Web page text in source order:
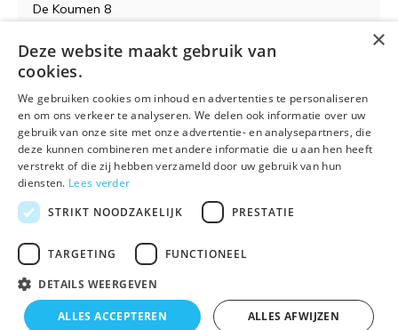
🌴 Wij zijn met vakantie t/m 21 augustus. Bestellen is
De Koumen 8
KvK-nummer 14087571
BTW-nummer NL 815399145 B01
© 2026 - Powered by
Algemene voorwaarden RSS-feed
×
Deze website maakt gebruik van
cookies.
We gebruiken cookies om inhoud en advertenties te personaliseren
en om ons verkeer te analyseren. We delen ook informatie over uw
gebruik van onze site met onze advertentie- en analysepartners, die
deze kunnen combineren met andere informatie die u aan hen heeft
verstrekt of die zij hebben verzameld door uw gebruik van hun
diensten. Lees verder
STRIKT NOODZAKELIJK
PRESTATIE
TARGETING FUNCTIONEEL
DETAILS WEERGEVEN
ALLES ACCEPTEREN ALLES AFWIJZEN